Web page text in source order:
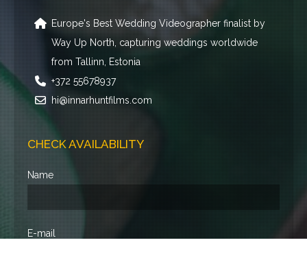
Europe's Best Wedding Videographer finalist by
Way Up North, capturing weddings worldwide
from Tallinn, Estonia
+372 55678937
hi@innarhuntfilms.com
CHECK AVAILABILITY
Name
E-mail